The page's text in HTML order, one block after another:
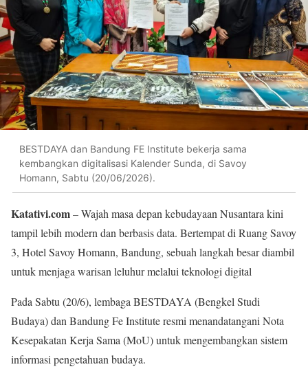
BESTDAYA dan Bandung FE Institute bekerja sama
kembangkan digitalisasi Kalender Sunda, di Savoy
Homann, Sabtu (20/06/2026).
Katativi.com– Wajah masa depan kebudayaan Nusantara kini
tampil lebih modern dan berbasis data. Bertempat di Ruang Savoy
3, Hotel Savoy Homann, Bandung, sebuah langkah besar diambil
untuk menjaga warisan leluhur melalui teknologi digital
Pada Sabtu (20/6), lembaga BESTDAYA (Bengkel Studi
Budaya) dan Bandung Fe Institute resmi menandatangani Nota
Kesepakatan Kerja Sama (MoU) untuk mengembangkan sistem
informasi pengetahuan budaya.